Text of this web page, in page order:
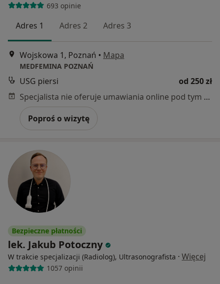
693 opinie
Adres 1 Adres 2 Adres 3
Wojskowa 1, Poznań • Mapa
MEDFEMINA POZNAŃ
USG piersi
od 250 zł
Specjalista nie oferuje umawiania online pod tym adresem.
Poproś o wizytę
Bezpieczne płatności
lek. Jakub Potoczny
W trakcie specjalizacji (Radiolog), Ultrasonografista · Więcej
1057 opinii